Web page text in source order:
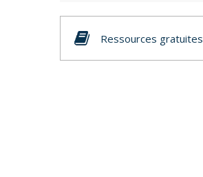
Ressources gratuites